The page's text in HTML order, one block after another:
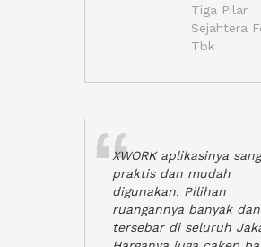
Tiga Pilar
Sejahtera
Tbk
XWORK aplikasinya
praktis dan mudah
digunakan. Pilihan
ruangannya banyak dan
tersebar di seluruh